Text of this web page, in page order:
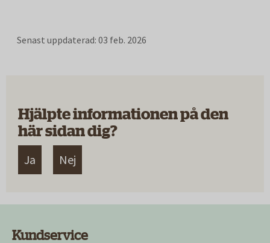
Senast uppdaterad: 03 feb. 2026
Hjälpte informationen på den
här sidan dig?
Ja Nej
Kundservice